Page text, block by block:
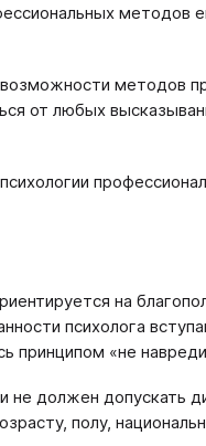
методов
методов
от любых
на
психолога
принципом «не
не должен допускать
полу,